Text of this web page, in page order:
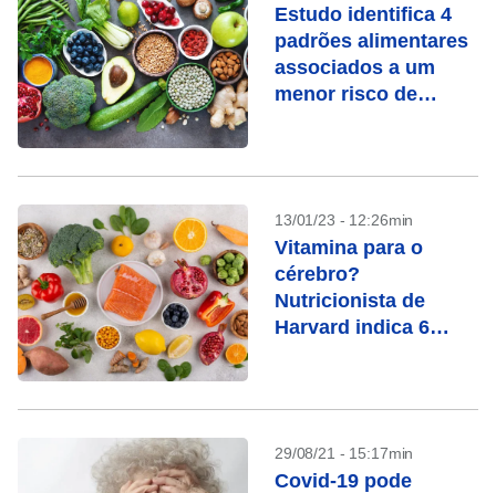
Estudo identifica 4
padrões alimentares
associados a um
menor risco de
13/01/23 - 12:26min
Vitamina para o
cérebro?
Nutricionista de
Harvard indica 6
29/08/21 - 15:17min
Covid-19 pode